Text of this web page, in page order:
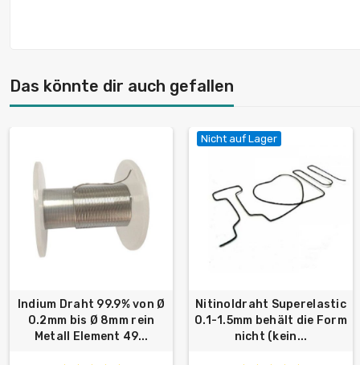
Das könnte dir auch gefallen
Indium Draht 99.9% von Ø
0.2mm bis Ø 8mm rein
Metall Element 49...
Nicht auf Lager
Nitinoldraht Superelastic
0.1-1.5mm behält die Form
nicht (kein...